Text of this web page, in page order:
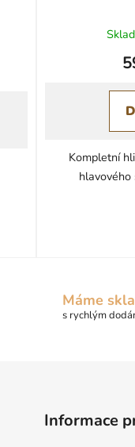
Kompletní
Máme
s rychlým
Informace